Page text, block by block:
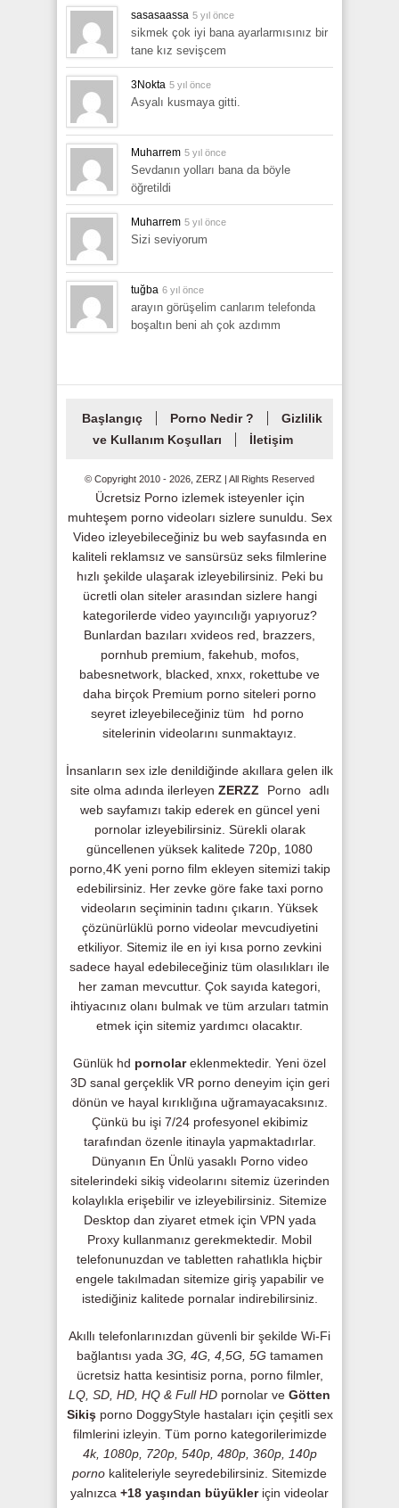
sasasaassa 5 yıl önce
sikmek çok iyi bana ayarlarmısınız bir
tane kız sevişcem
3Nokta 5 yıl önce
Asyalı kusmaya gitti.
Muharrem 5 yıl önce
Sevdanın yolları bana da böyle
öğretildi
Muharrem 5 yıl önce
Sizi seviyorum
tuğba 6 yıl önce
arayın görüşelim canlarım telefonda
boşaltın beni ah çok azdımm
Başlangıç Porno Nedir ?
Gizlilik
ve Kullanım Koşulları
İletişim
© Copyright 2010 - 2026, ZERZ | All Rights Reserved
Ücretsiz Porno izlemek isteyenler için
muhteşem porno videoları sizlere sunuldu. Sex
Video izleyebileceğiniz bu web sayfasında en
kaliteli reklamsız ve sansürsüz seks filmlerine
hızlı şekilde ulaşarak izleyebilirsiniz. Peki bu
ücretli olan siteler arasından sizlere hangi
kategorilerde video yayıncılığı yapıyoruz?
Bunlardan bazıları xvideos red, brazzers,
pornhub premium, fakehub, mofos,
babesnetwork, blacked, xnxx, rokettube ve
daha birçok Premium porno siteleri porno
seyret izleyebileceğiniz tüm
hd porno
sitelerinin videolarını sunmaktayız.
İnsanların sex izle denildiğinde akıllara gelen ilk
site olma adında ilerleyen ZERZZ Porno adlı
web sayfamızı takip ederek en güncel yeni
pornolar izleyebilirsiniz. Sürekli olarak
güncellenen yüksek kalitede 720p, 1080
porno,4K yeni porno film ekleyen sitemizi takip
edebilirsiniz. Her zevke göre fake taxi porno
videoların seçiminin tadını çıkarın. Yüksek
çözünürlüklü porno videolar mevcudiyetini
etkiliyor. Sitemiz ile en iyi kısa porno zevkini
sadece hayal edebileceğiniz tüm olasılıkları ile
her zaman mevcuttur. Çok sayıda kategori,
ihtiyacınız olanı bulmak ve tüm arzuları tatmin
etmek için sitemiz yardımcı olacaktır.
Günlük hd pornolareklenmektedir. Yeni özel
3D sanal gerçeklik VR porno deneyim için geri
dönün ve hayal kırıklığına uğramayacaksınız.
Çünkü bu işi 7/24 profesyonel ekibimiz
tarafından özenle itinayla yapmaktadırlar.
Dünyanın En Ünlü yasaklı Porno video
sitelerindeki sikiş videolarını sitemiz üzerinden
kolaylıkla erişebilir ve izleyebilirsiniz. Sitemize
Desktop dan ziyaret etmek için VPN yada
Proxy kullanmanız gerekmektedir. Mobil
telefonunuzdan ve tabletten rahatlıkla hiçbir
engele takılmadan sitemize giriş yapabilir ve
istediğiniz kalitede pornalar indirebilirsiniz.
Akıllı telefonlarınızdan güvenli bir şekilde Wi-Fi
bağlantısı yada 3G, 4G, 4,5G, 5G tamamen
ücretsiz hatta kesintisiz porna, porno filmler,
LQ, SD, HD, HQ & Full HD pornolar ve Götten
Sikişporno DoggyStyle hastaları için çeşitli sex
filmlerini izleyin. Tüm porno kategorilerimizde
4k, 1080p, 720p, 540p, 480p, 360p, 140p
porno kaliteleriyle seyredebilirsiniz. Sitemizde
yalnızca +18 yaşından büyükleriçin videolar